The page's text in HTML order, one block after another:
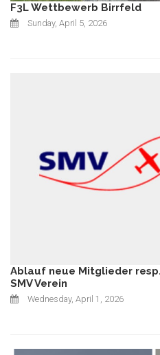
F3L Wettbewerb Birrfeld
Sunday, April 5, 2026
Ablauf neue Mitglieder
SMV Verein
Wednesday, April 1, 2026